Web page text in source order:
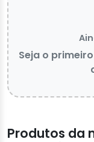
Seja o
Produtos da